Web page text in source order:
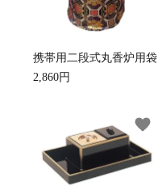
法衣かばん・中
幕・旗
喚鐘・梵鐘・銅
携帯用二段式丸香炉用袋
2,860円
favorite